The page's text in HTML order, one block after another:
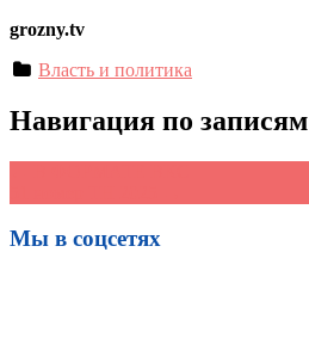
grozny.tv
Власть и политика
Навигация по записям
Мы в соцсетях